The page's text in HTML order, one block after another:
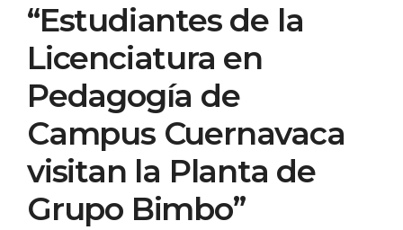
“Estudiantes de la
Licenciatura en
Pedagogía de
Campus Cuernavaca
visitan la Planta de
Grupo Bimbo”